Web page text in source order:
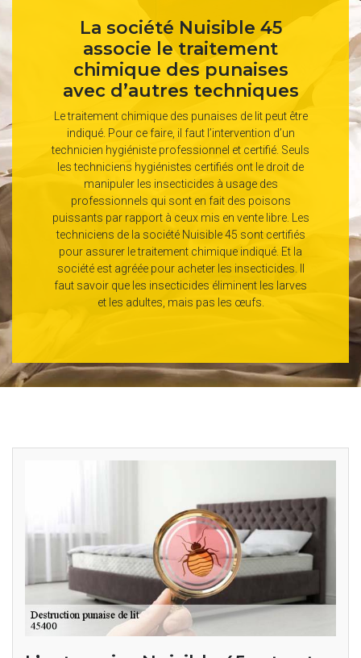
La société Nuisible 45
associe le traitement
chimique des punaises
avec d’autres techniques
Le traitement chimique des punaises de lit peut être
indiqué. Pour ce faire, il faut l’intervention d’un
technicien hygiéniste professionnel et certifié. Seuls
les techniciens hygiénistes certifiés ont le droit de
manipuler les insecticides à usage des
professionnels qui sont en fait des poisons
puissants par rapport à ceux mis en vente libre. Les
techniciens de la société Nuisible 45 sont certifiés
pour assurer le traitement chimique indiqué. Et la
société est agréée pour acheter les insecticides. Il
faut savoir que les insecticides éliminent les larves
et les adultes, mais pas les œufs.